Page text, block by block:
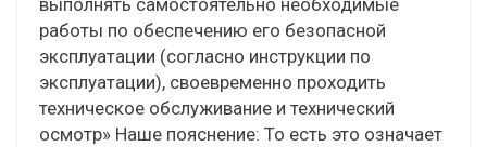
работы по обеспечению его безопасной
эксплуатации (согласно инструкции по
эксплуатации), своевременно проходить
техническое обслуживание и технический
осмотр» Наше пояснение: То есть это означает